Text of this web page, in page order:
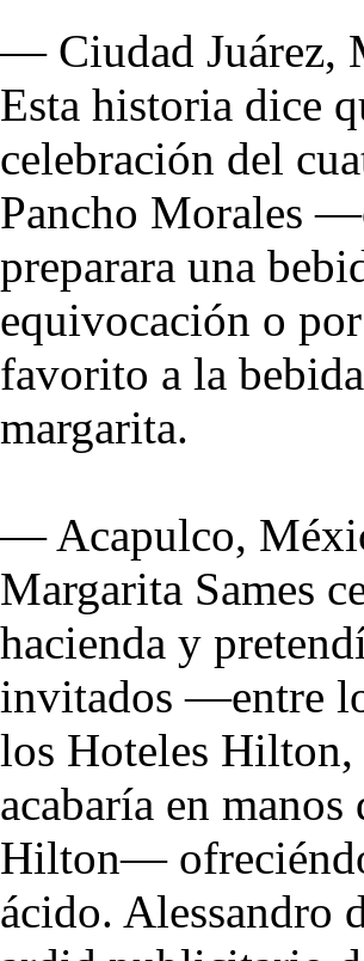
— Ciudad Juárez,
Esta historia dice
celebración del
Pancho Morales
preparara una
equivocación o
favorito a la
margarita.
— Acapulco,
Margarita Sames
hacienda y
invitados —entre
los Hoteles Hilton,
acabaría en
Hilton—
ácido. Alessandro